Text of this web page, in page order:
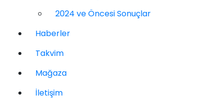
2024 ve Öncesi Sonuçlar
Haberler
Takvim
Mağaza
İletişim